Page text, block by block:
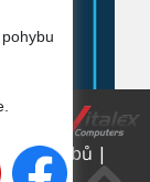
webů |